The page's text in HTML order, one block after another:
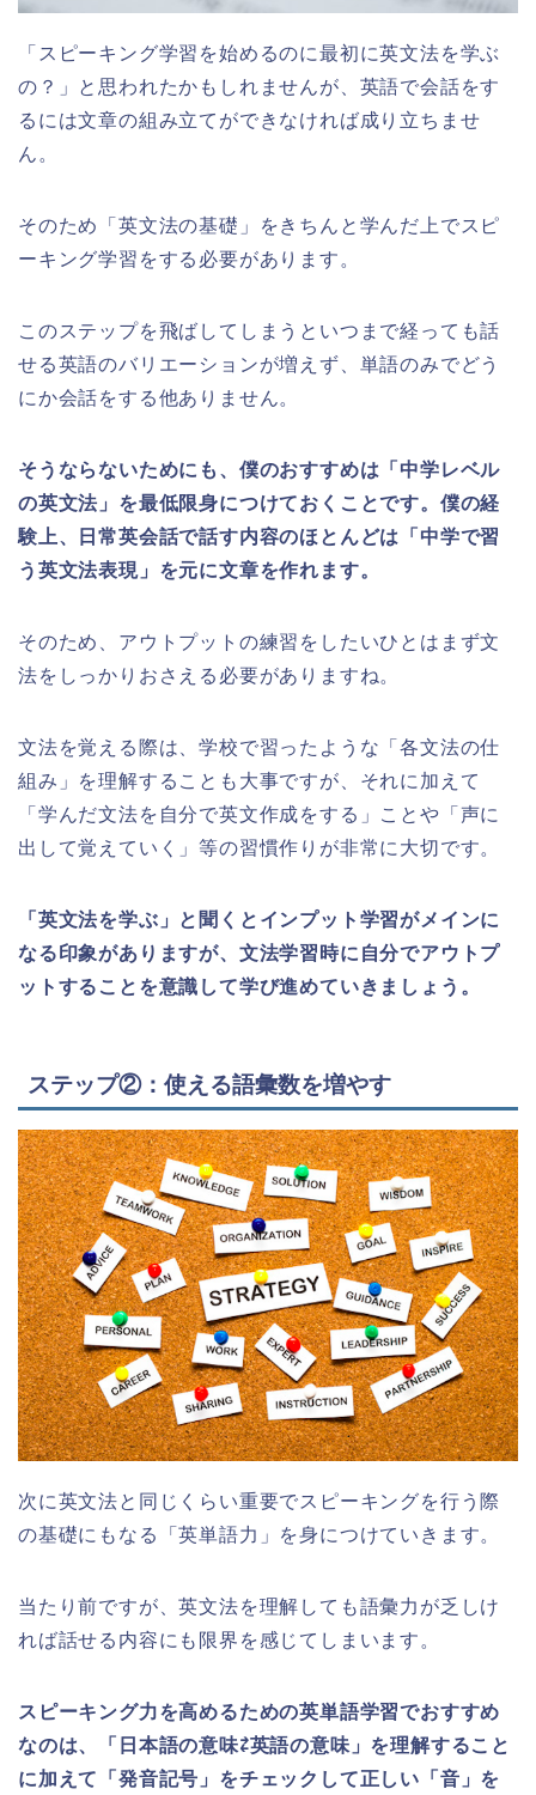
「スピーキング学習を始めるのに最初に英文法を学ぶ
の？」と思われたかもしれませんが、英語で会話をす
るには文章の組み立てができなければ成り立ちませ
ん。
そのため「英文法の基礎」をきちんと学んだ上でスピ
ーキング学習をする必要があります。
このステップを飛ばしてしまうといつまで経っても話
せる英語のバリエーションが増えず、単語のみでどう
にか会話をする他ありません。
そうならないためにも、僕のおすすめは「中学レベル
の英文法」を最低限身につけておくことです。僕の経
験上、日常英会話で話す内容のほとんどは「中学で習
う英文法表現」を元に文章を作れます。
そのため、アウトプットの練習をしたいひとはまず文
法をしっかりおさえる必要がありますね。
文法を覚える際は、学校で習ったような「各文法の仕
組み」を理解することも大事ですが、それに加えて
「学んだ文法を自分で英文作成をする」ことや「声に
出して覚えていく」等の習慣作りが非常に大切です。
「英文法を学ぶ」と聞くとインプット学習がメインに
なる印象がありますが、文法学習時に自分でアウトプ
ットすることを意識して学び進めていきましょう。
ステップ②：使える語彙数を増やす
次に英文法と同じくらい重要でスピーキングを行う際
の基礎にもなる「英単語力」を身につけていきます。
当たり前ですが、英文法を理解しても語彙力が乏しけ
れば話せる内容にも限界を感じてしまいます。
スピーキング力を高めるための英単語学習でおすすめ
なのは、「日本語の意味⇄英語の意味」を理解すること
に加えて「発音記号」をチェックして正しい「音」を